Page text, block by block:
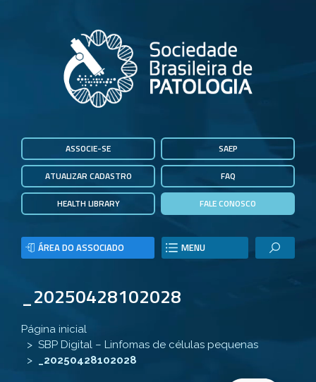
ASSOCIE-SE
ATUALIZAR CADASTRO
HEALTH LIBRARY
SAEP
FAQ
FALE CONOSCO
ÁREA DO ASSOCIADO MENU
_20250428102028
Página inicial
SBP Digital – Linfomas de células pequenas
_20250428102028